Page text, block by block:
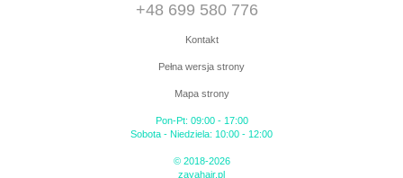
+48 699 580 776
Kontakt
Pełna wersja strony
Mapa strony
Pon-Pt: 09:00 - 17:00
Sobota - Niedziela: 10:00 - 12:00
© 2018-2026
zayahair.pl